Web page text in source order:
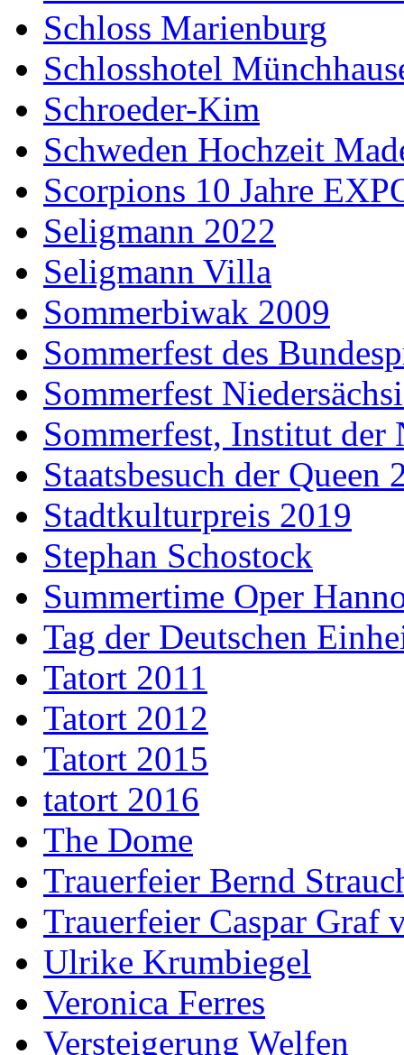
Schloss Marienburg
Schlosshotel
Schroeder-Kim
Schweden Hochzeit
Scorpions 10 Jahre
Seligmann 2022
Seligmann Villa
Sommerbiwak 2009
Sommerfest des
Sommerfest
Sommerfest, Institut der
Staatsbesuch der Queen
Stadtkulturpreis 2019
Stephan Schostock
Summertime Oper
Tag der Deutschen
Tatort 2011
Tatort 2012
Tatort 2015
tatort 2016
The Dome
Trauerfeier Bernd
Trauerfeier Caspar Graf
Ulrike Krumbiegel
Veronica Ferres
Versteigerung Welfen